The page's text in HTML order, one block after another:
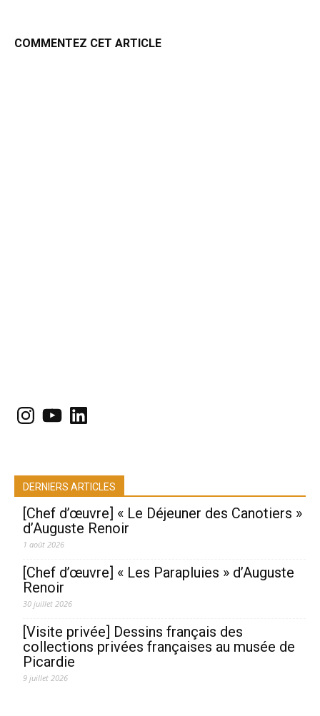
COMMENTEZ CET ARTICLE
Instagram
YouTubeLinkedIn
DERNIERS ARTICLES
[Chef d’œuvre] « Le Déjeuner des Canotiers »
d’Auguste Renoir
1 août 2026
[Chef d’œuvre] « Les Parapluies » d’Auguste
Renoir
30 juillet 2026
[Visite privée] Dessins français des
collections privées françaises au musée de
Picardie
9 juillet 2026